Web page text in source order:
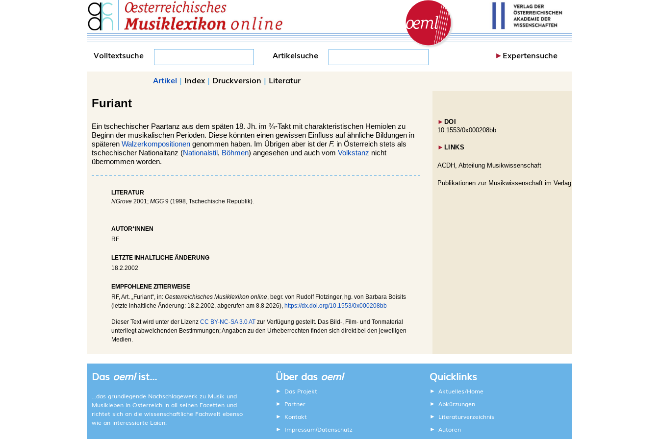
Volltextsuche Artikelsuche ►Expertensuche
Artikel | Index | Druckversion | Literatur
Furiant
Ein tschechischer Paartanz aus dem späten 18. Jh. im ¾-Takt mit charakteristischen Hemiolen zu
Beginn der musikalischen Perioden. Diese könnten einen gewissen Einfluss auf ähnliche Bildungen in
späteren Walzerkompositionen genommen haben. Im Übrigen aber ist der F. in Österreich stets als
tschechischer Nationaltanz (Nationalstil , Böhmen) angesehen und auch vom Volkstanz nicht
übernommen worden.
LITERATUR
NGrove 2001; MGG 9 (1998, Tschechische Republik).
AUTOR*INNEN
RF
LETZTE INHALTLICHE ÄNDERUNG
18.2.2002
EMPFOHLENE ZITIERWEISE
RF, Art. „Furiant“, in: Oesterreichisches Musiklexikon online, begr. von Rudolf Flotzinger, hg. von Barbara Boisits
(letzte inhaltliche Änderung: 18.2.2002, abgerufen am 8.8.2026), https://dx.doi.org/10.1553/0x000208bb
Dieser Text wird unter der Lizenz CC BY-NC-SA 3.0 AT zur Verfügung gestellt. Das Bild-, Film- und Tonmaterial
unterliegt abweichenden Bestimmungen; Angaben zu den Urheberrechten finden sich direkt bei den jeweiligen
Medien.
► DOI
10.1553/0x000208bb
► LINKS
ACDH, Abteilung Musikwissenschaft
Publikationen zur Musikwissenschaft im Verlag
Das oemlist...
...das grundlegende Nachschlagewerk zu Musik und
Musikleben in Österreich in all seinen Facetten und
richtet sich an die wissenschaftliche Fachwelt ebenso
wie an interessierte Laien.
Über das oeml
Das Projekt
Partner
Kontakt
Impressum/Datenschutz
Quicklinks
Aktuelles/Home
Abkürzungen
Literaturverzeichnis
Autoren